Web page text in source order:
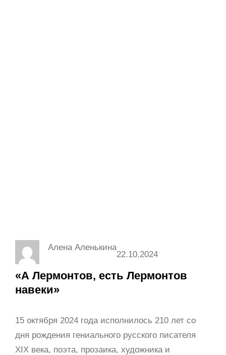
Алена Аленькина
22.10.2024
«А Лермонтов, есть Лермонтов
навеки»
15 октября 2024 года исполнилось 210 лет со
дня рождения гениального русского писателя
XIX века, поэта, прозаика, художника и